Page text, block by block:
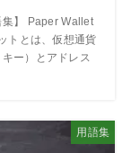
集】 Paper Wallet
トとは、仮想通貨
ー）とアドレス
用語集